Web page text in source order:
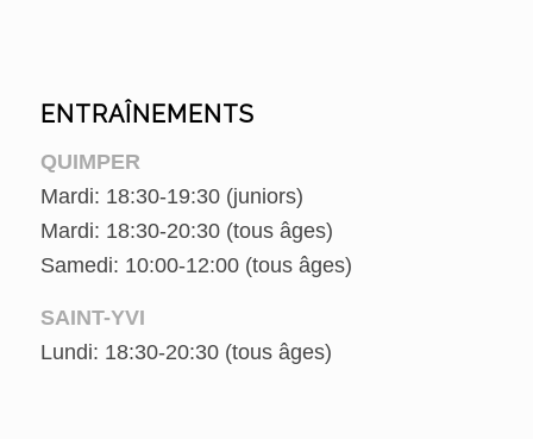
ENTRAÎNEMENTS
QUIMPER
Mardi: 18:30-19:30 (juniors)
Mardi: 18:30-20:30 (tous âges)
Samedi: 10:00-12:00 (tous âges)
SAINT-YVI
Lundi: 18:30-20:30 (tous âges)